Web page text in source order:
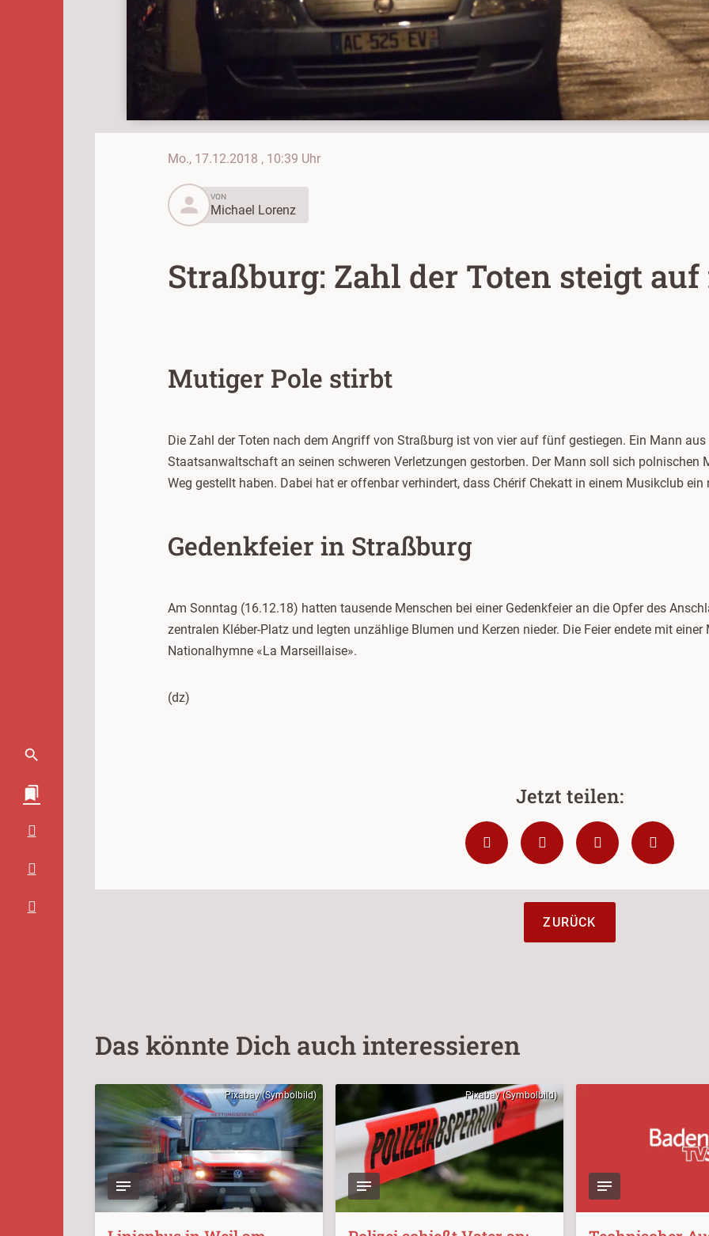
Mo., 17.12.2018 , 10:39 Uhr
person
VON
Michael Lorenz
Straßburg: Zahl der Toten steigt
Mutiger Pole stirbt
Die Zahl der Toten nach dem Angriff von Straßburg ist von vier auf fünf gestiegen. Ein Mann
Staatsanwaltschaft an seinen schweren Verletzungen gestorben. Der Mann soll sich polnischen
Weg gestellt haben. Dabei hat er offenbar verhindert, dass Chérif Chekatt in einem Musikclub
Gedenkfeier in Straßburg
Am Sonntag (16.12.18) hatten tausende Menschen bei einer Gedenkfeier an die Opfer des
zentralen Kléber-Platz und legten unzählige Blumen und Kerzen nieder. Die Feier endete mit
Nationalhymne «La Marseillaise».
(dz)
ZURÜCK
Das könnte Dich auch interessieren
Pixabay (Symbolbild) Pixabay (Symbolbild)